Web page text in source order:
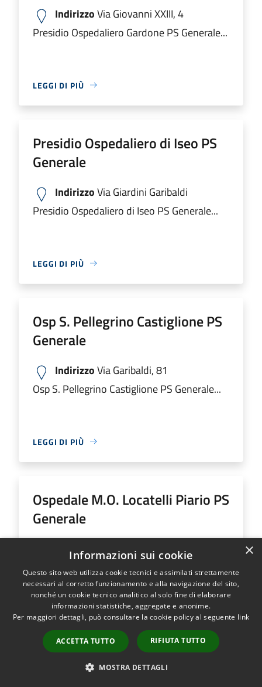
IndirizzoVia Giovanni XXIII, 4
Presidio Ospedaliero Gardone PS Generale...
LEGGI DI PIÙ
Presidio Ospedaliero di Iseo PS
Generale
IndirizzoVia Giardini Garibaldi
Presidio Ospedaliero di Iseo PS Generale...
LEGGI DI PIÙ
Osp S. Pellegrino Castiglione PS
Generale
IndirizzoVia Garibaldi, 81
Osp S. Pellegrino Castiglione PS Generale...
LEGGI DI PIÙ
Ospedale M.O. Locatelli Piario PS
Generale
Indirizzo
Via Groppino, 22
Ospedale M.O. Locatelli Piario PS Generale...
LEGGI DI PIÙ
Ospedale SS Trinità Romano L.
×
Informazioni sui cookie
Questo sito web utilizza cookie tecnici e assimilati strettamente
necessari al corretto funzionamento e alla navigazione del sito,
nonché un cookie tecnico analitico al solo fine di elaborare
informazioni statistiche, aggregate e anonime.
Per maggiori dettagli, può consultare la cookie policy al seguente link
ACCETTA TUTTO RIFIUTA TUTTO
MOSTRA DETTAGLI